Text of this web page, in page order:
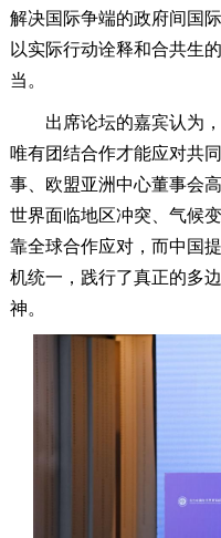
解决国际争端的政府间国
以实际行动诠释和合共生
当。
出席论坛的嘉宾认为，
唯有团结合作才能应对共
事、欧盟亚洲中心董事会
世界面临地区冲突、气候
靠全球合作应对，而中国
机统一，践行了真正的多
神。